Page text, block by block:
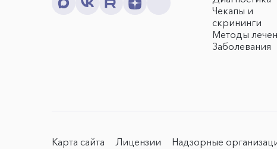
Чекапы и
скрининги
Методы
Заболевания
Карта сайта Лицензии Надзорные